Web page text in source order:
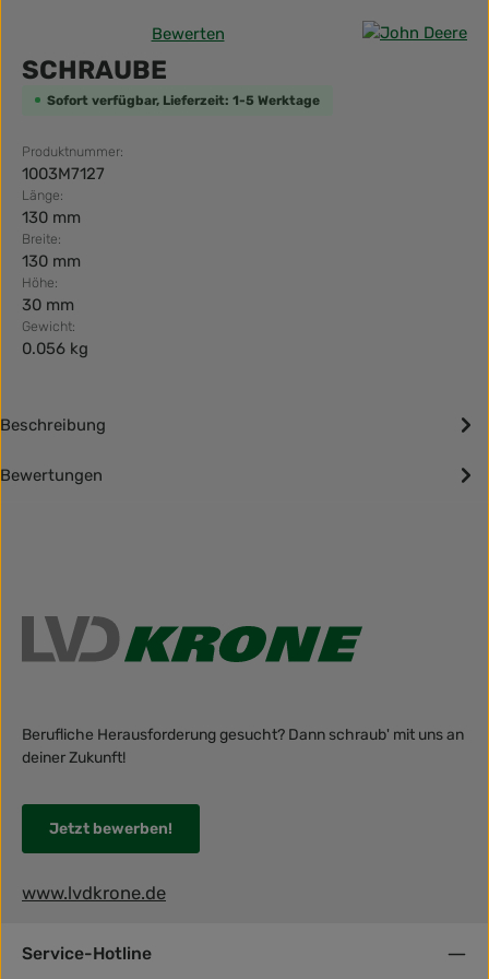
Durchschnittliche Bewertung von 0 von 5 Sternen
Bewerten
SCHRAUBE
Sofort verfügbar, Lieferzeit: 1-5 Werktage
Produktnummer:
1003M7127
Länge:
130 mm
Breite:
130 mm
Höhe:
30 mm
Gewicht:
0.056 kg
Beschreibung
Bewertungen
Berufliche Herausforderung gesucht? Dann schraub' mit uns an
deiner Zukunft!
Jetzt bewerben!
www.lvdkrone.de
Service-Hotline